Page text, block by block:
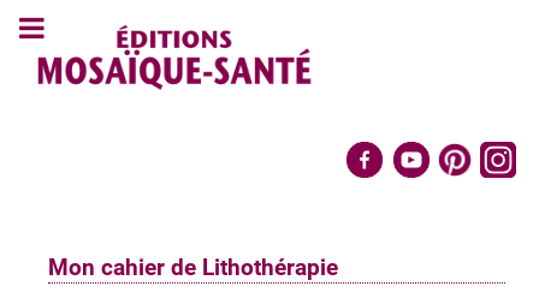
Mon cahier de Lithothérapie